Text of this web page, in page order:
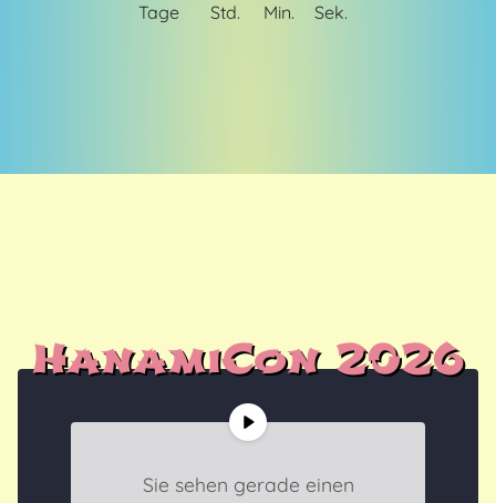
HanamiCon 2026
Sie sehen gerade einen